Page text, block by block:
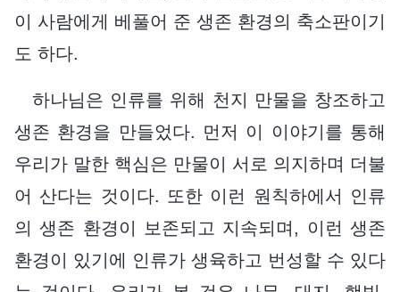
이 사람에게 베풀어 준 생존 환경의 축소판이기
도 하다.
하나님은 인류를 위해 천지 만물을 창조하고
생존 환경을 만들었다. 먼저 이 이야기를 통해
우리가 말한 핵심은 만물이 서로 의지하며 더불
어 산다는 것이다. 또한 이런 원칙하에서 인류
의 생존 환경이 보존되고 지속되며, 이런 생존
환경이 있기에 인류가 생육하고 번성할 수 있다